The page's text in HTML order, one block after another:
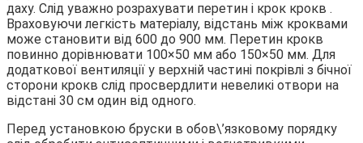
даху. Слід уважно розрахувати перетин і крок крокв .
Враховуючи легкість матеріалу, відстань між кроквами
може становити від 600 до 900 мм. Перетин крокв
повинно дорівнювати 100×50 мм або 150×50 мм. Для
додаткової вентиляції у верхній частині покрівлі з бічної
сторони крокв слід просвердлити невеликі отвори на
відстані 30 см один від одного.
Перед установкою бруски в обов\’язковому порядку